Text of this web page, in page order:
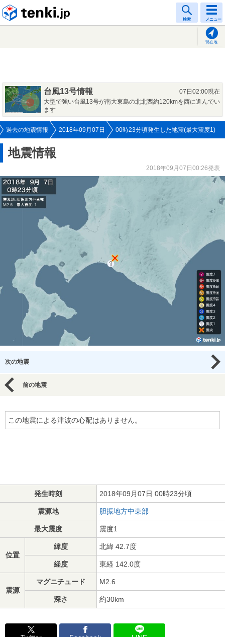
検索 メニュー
現在地
台風13号情報
07日02:00現在
大型で強い台風13号が南大東島の北北西約120kmを西に進んでい
ます
過去の地震情報 2018年09月07日 00時23分頃発生した地震(最大震度1)
地震情報
2018年09月07日00:26発表
次の地震
前の地震
この地震による津波の心配はありません。
発生時刻 2018年09月07日 00時23分頃
震源地 胆振地方中東部
最大震度 震度1
位置
緯度 北緯 42.7度
経度 東経 142.0度
震源
マグニチュード M2.6
深さ 約30km